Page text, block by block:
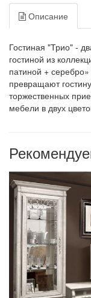
Описание
Гостиная "Трио" -
гостиной из
патиной +
превращают
торжественных
мебели в двух